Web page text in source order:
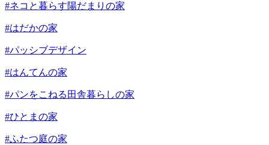
#ネコと暮らす陽だまりの家
#はだかの家
#パッシブデザイン
#はんてんの家
#パンをこねる田舎暮らしの家
#ひとまの家
#ふたつ庭の家